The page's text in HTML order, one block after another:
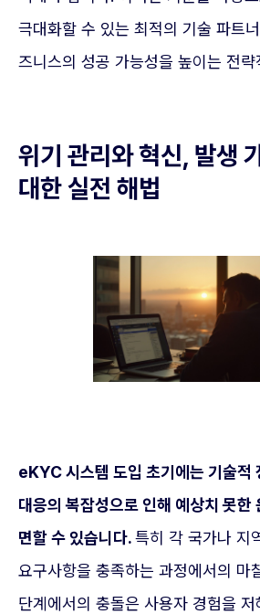
극대화할 수 있는 최적의 기술 파트
즈니스의 성공 가능성을 높이는 전략
위기 관리와 혁신, 발생
대한 실전 해법
eKYC 시스템 도입 초기에는 기술적
대응의 복잡성으로 인해 예상치 못한
면할 수 있습니다.특히 각 국가나 지
요구사항을 충족하는 과정에서의 마
단계에서의 충돌은 사용자 경험을